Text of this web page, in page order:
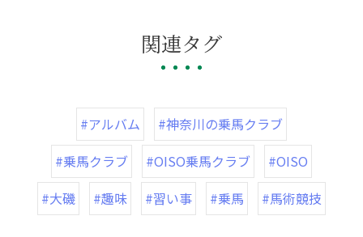
関連タグ
#アルバム
#神奈川の乗馬クラブ
#乗馬クラブ
#OISO乗馬クラブ
#OISO
#大磯
#趣味 #習い事 #乗馬 #馬術競技